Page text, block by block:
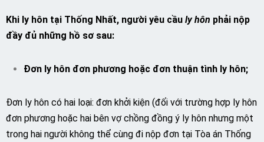
Khi ly hôn tại Thống Nhất, người yêu cầu ly hôn phải nộp
đầy đủ những hồ sơ sau:
Đơn ly hôn đơn phương hoặc đơn thuận tình ly hôn;
Đơn ly hôn có hai loại: đơn khởi kiện (đối với trường hợp ly hôn
đơn phương hoặc hai bên vợ chồng đồng ý ly hôn nhưng một
trong hai người không thể cùng đi nộp đơn tại Tòa án Thống